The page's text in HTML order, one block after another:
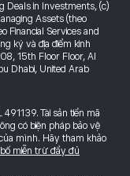
Deals in Investments, (c)
Assets (theo
Financial Services and
ký và địa điểm kinh
15th Floor Floor, Al
Dhabi, United Arab
Tài sản tiền mã
có biện pháp bảo vệ
mình. Hãy tham khảo
miễn trừ đầy đủ